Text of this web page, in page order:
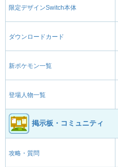
限定デザインSwitch本体
ダウンロードカード
新ポケモン一覧
登場人物一覧
掲示板・コミュニティ
攻略・質問